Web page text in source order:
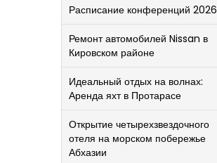
Расписание конференций 2026
Ремонт автомобилей Nissan в
Кировском районе
Идеальный отдых на волнах:
Аренда яхт в Протарасе
Открытие четырехзвездочного
отеля на морском побережье
Абхазии